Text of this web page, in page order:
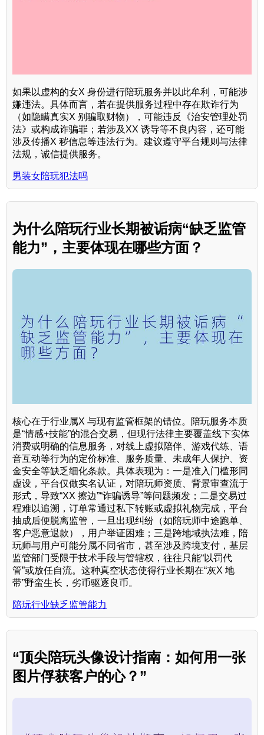
如果以虚构的女X 身份进行陪玩服务并以此牟利，可能涉
嫌违法。具体而言，若在提供服务过程中存在欺诈行为
（如隐瞒真实X 别骗取财物），可能违反《治安管理处罚
法》或构成诈骗罪；若涉及XX 诱导等不良内容，还可能
涉及传播X 秽信息等违法行为。建议遵守平台规则与法律
法规，诚信提供服务。
男装女陪玩犯法吗
为什么陪玩行业长期被诟病“缺乏监管
能力”，主要体现在哪些方面？
核心在于行业属X 与现有监管框架的错位。陪玩服务本质
是“情感+技能”的混合交易，但现行法律主要覆盖线下实体
消费或明确的信息服务，对线上虚拟陪伴、游戏代练、语
音互动等行为的定价标准、服务质量、未成年人保护、资
金安全等缺乏细化条款。具体表现为：一是准入门槛形同
虚设，平台仅做实名认证，对陪玩师资质、背景审查流于
形式，导致“XX 擦边”“诈骗诱导”等问题频发；二是交易过
程难以追溯，订单常通过私下转账或虚拟礼物完成，平台
抽成后便脱离监管，一旦出现纠纷（如陪玩师中途跑单、
客户恶意退款），用户举证困难；三是跨地域执法难，陪
玩师与用户可能分属不同省市，甚至涉及跨境支付，基层
监管部门受限于技术手段与管辖权，往往只能“以罚代
管”或放任自流。这种真空状态使得行业长期在“灰X 地
带”野蛮生长，劣币驱逐良币。
陪玩行业缺乏监管能力
“顶尖陪玩头像设计指南：如何用一张
图片俘获客户的心？”